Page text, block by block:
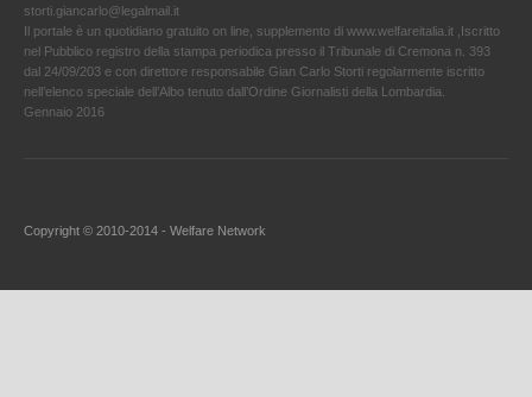
storti.giancarlo@legalmail.it
Il portale è un quotidiano gratuito on line, supplemento di www.welfareitalia.it ,Iscritto
nel Pubblico registro della stampa periodica presso il Tribunale di Cremona n. 393
dal 24/09/203 e con direttore responsabile Gian Carlo Storti regolarmente iscritto
nell’elenco speciale dell’Albo tenuto dall’Ordine Giornalisti della Lombardia.
Gennaio 2016
Copyright © 2010-2014 - Welfare Network